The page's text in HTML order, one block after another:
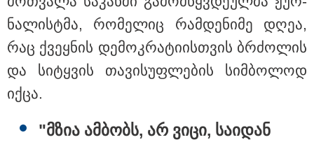
თბილისი - რომი 570.50 ლარიდან
ნა­ლის­ტმა, რო­მე­ლიც რამ­დე­ნი­მე დღეა,
რაც ქვეყ­ნის დე­მოკ­რა­ტი­ის­თვის ბრძო­ლის
და სი­ტყვის თა­ვი­სუფ­ლე­ბის სიმ­ბო­ლოდ
იქცა.
"მზია ამ­ბობს, არ ვიცი, სა­ი­დან